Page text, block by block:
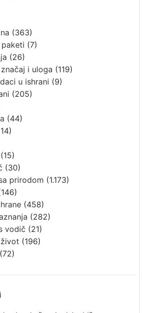
(363)
(7)
(26)
i uloga (119)
u ishrani (9)
(205)
(44)
(15)
(30)
prirodom (1.173)
(458)
(282)
vodič (21)
(196)
(72)